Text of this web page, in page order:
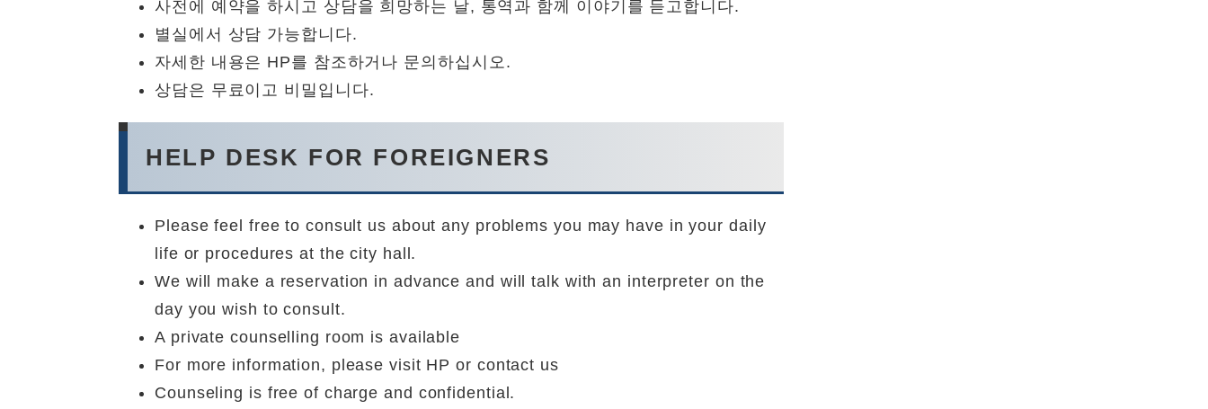
사전에 예약을 하시고 상담을 희망하는 날, 통역과 함께 이야기를 듣고합니다.
별실에서 상담 가능합니다.
자세한 내용은 HP를 참조하거나 문의하십시오.
상담은 무료이고 비밀입니다.
HELP DESK FOR FOREIGNERS
Please feel free to consult us about any problems you may have in your daily
life or procedures at the city hall.
We will make a reservation in advance and will talk with an interpreter on the
day you wish to consult.
A private counselling room is available
For more information, please visit HP or contact us
Counseling is free of charge and confidential.